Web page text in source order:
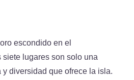
escondido en el
siete lugares son solo una
diversidad que ofrece la isla.